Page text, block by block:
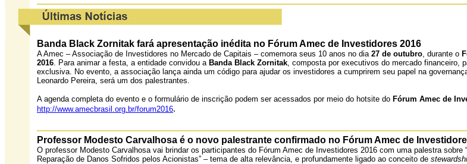
Banda Black Zornitak fará apresentação inédita no Fórum Amec de Investidores 2016
A Amec – Associação de Investidores no Mercado de Capitais – comemora seus 10 anos no dia 27 de outubro, durante o
2016. Para animar a festa, a entidade convidou a Banda Black Zornitak, composta por executivos do mercado financeiro,
exclusiva. No evento, a associação lança ainda um código para ajudar os investidores a cumprirem seu papel na
Leonardo Pereira, será um dos palestrantes.
A agenda completa do evento e o formulário de inscrição podem ser acessados por meio do hotsite do Fórum Amec de
http://www.amecbrasil.org.br/forum2016.
Professor Modesto Carvalhosa é o novo palestrante confirmado no Fórum Amec de
O professor Modesto Carvalhosa vai brindar os participantes do Fórum Amec de Investidores 2016 com uma palestra sobre
Reparação de Danos Sofridos pelos Acionistas” – tema de alta relevância, e profundamente ligado ao conceito de